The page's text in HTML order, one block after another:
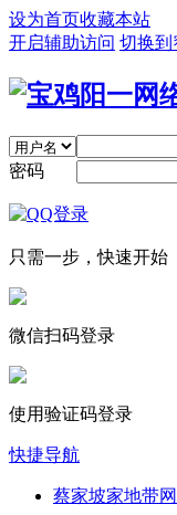
设为首页收藏本站
开启辅助访问 切换到
密码
只需一步，快速开始
微信扫码登录
使用验证码登录
快捷导航
蔡家坡家地带网